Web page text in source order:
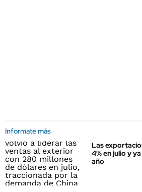
Informate más
Las
4% en julio y
año